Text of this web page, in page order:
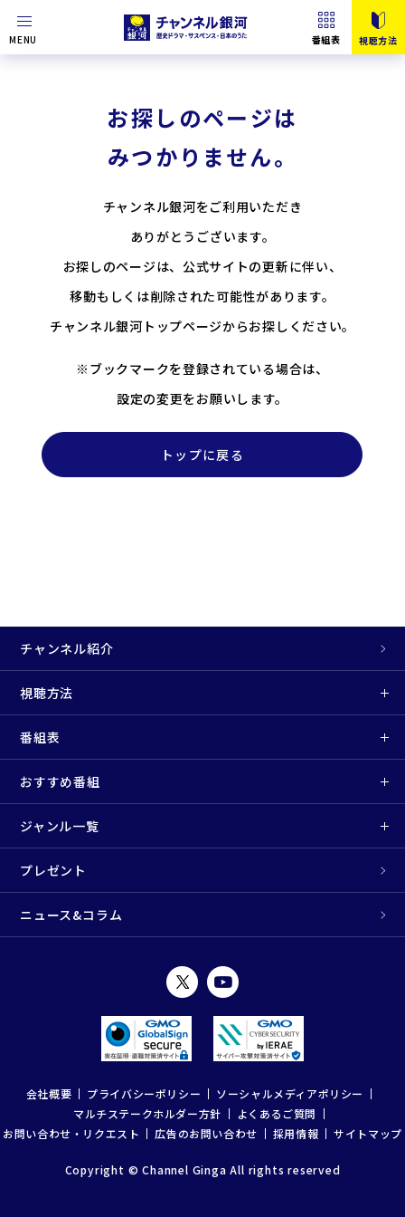
MENU 番組表 視聴方法
お探しのページは
みつかりません。
チャンネル銀河をご利用いただき
ありがとうございます。
お探しのページは、公式サイトの更新に伴い、
移動もしくは削除された可能性があります。
チャンネル銀河トップページからお探しください。
※ブックマークを登録されている場合は、
設定の変更をお願いします。
トップに戻る
チャンネル紹介
視聴方法
番組表
おすすめ番組
ジャンル一覧
プレゼント
ニュース&コラム
会社概要 プライバシーポリシー
ソーシャルメディアポリシー
マルチステークホルダー方針
よくあるご質問
お問い合わせ・リクエスト
広告のお問い合わせ 採用情報 サイトマップ
Copyright © Channel Ginga All rights reserved